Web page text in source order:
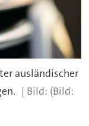
ausländischer
(Bild: